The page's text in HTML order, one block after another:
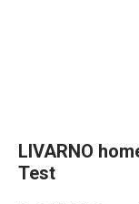
LIVARNO
Test